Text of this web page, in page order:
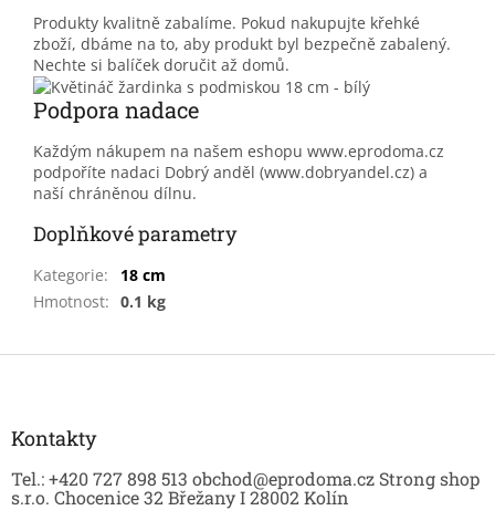
Produkty kvalitně zabalíme. Pokud nakupujte křehké
zboží, dbáme na to, aby produkt byl bezpečně zabalený.
Nechte si balíček doručit až domů.
Podpora nadace
Každým nákupem na našem eshopu www.eprodoma.cz
podpoříte nadaci Dobrý anděl (www.dobryandel.cz) a
naší chráněnou dílnu.
Doplňkové parametry
Kategorie:
18 cm
Hmotnost: 0.1 kg
Z
Kontakty
Tel.: +420 727 898 513 obchod@eprodoma.cz Strong shop
s.r.o. Chocenice 32 Břežany I 28002 Kolín